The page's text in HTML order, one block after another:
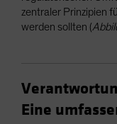
zentraler Prinzipien
werden sollten (
Eine